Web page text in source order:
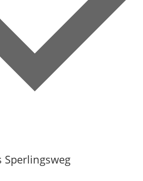
Sperlingsweg